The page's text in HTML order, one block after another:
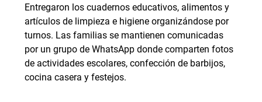
Entregaron los cuadernos educativos, alimentos y
artículos de limpieza e higiene organizándose por
turnos. Las familias se mantienen comunicadas
por un grupo de WhatsApp donde comparten fotos
de actividades escolares, confección de barbijos,
cocina casera y festejos.